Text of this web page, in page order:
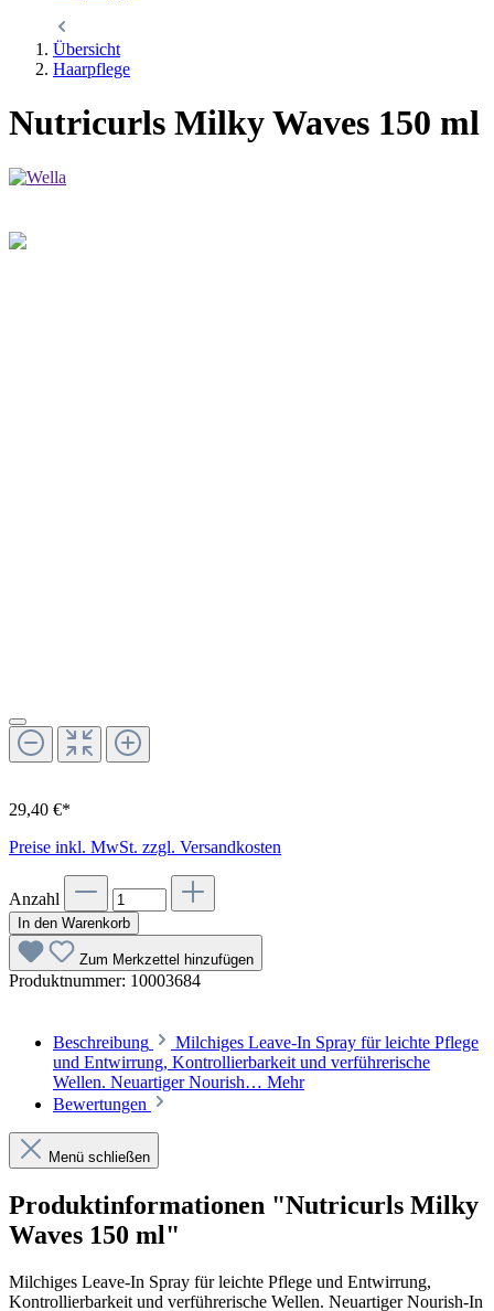
Übersicht
Haarpflege
Nutricurls Milky Waves 150 ml
29,40 €*
Preise inkl. MwSt. zzgl. Versandkosten
Anzahl
In den Warenkorb
Zum Merkzettel hinzufügen
Produktnummer: 10003684
Beschreibung
Milchiges Leave-In Spray für leichte Pflege
und Entwirrung, Kontrollierbarkeit und verführerische
Wellen. Neuartiger Nourish… Mehr
Bewertungen
Menü schließen
Produktinformationen "Nutricurls Milky
Waves 150 ml"
Milchiges Leave-In Spray für leichte Pflege und Entwirrung,
Kontrollierbarkeit und verführerische Wellen. Neuartiger Nourish-In